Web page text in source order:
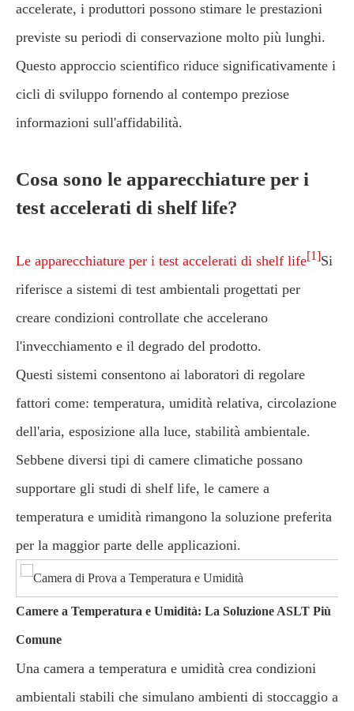
accelerate, i produttori possono stimare le prestazioni
previste su periodi di conservazione molto più lunghi.
Questo approccio scientifico riduce significativamente i
cicli di sviluppo fornendo al contempo preziose
informazioni sull'affidabilità.
Cosa sono le apparecchiature per i
test accelerati di shelf life?
Le apparecchiature per i test accelerati di shelf life[1]Si
riferisce a sistemi di test ambientali progettati per
creare condizioni controllate che accelerano
l'invecchiamento e il degrado del prodotto.
Questi sistemi consentono ai laboratori di regolare
fattori come: temperatura, umidità relativa, circolazione
dell'aria, esposizione alla luce, stabilità ambientale.
Sebbene diversi tipi di camere climatiche possano
supportare gli studi di shelf life, le camere a
temperatura e umidità rimangono la soluzione preferita
per la maggior parte delle applicazioni.
Camere a Temperatura e Umidità: La Soluzione ASLT Più
Comune
Una camera a temperatura e umidità crea condizioni
ambientali stabili che simulano ambienti di stoccaggio a